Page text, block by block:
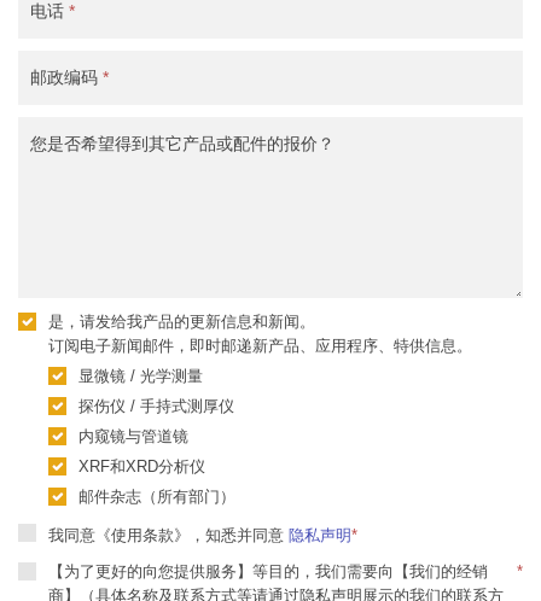
电话 *
邮政编码 *
您是否希望得到其它产品或配件的报价？
是，请发给我产品的更新信息和新闻。
订阅电子新闻邮件，即时邮递新产品、应用程序、特供信息。
显微镜 / 光学测量
探伤仪 / 手持式测厚仪
内窥镜与管道镜
XRF和XRD分析仪
邮件杂志（所有部门）
我同意《使用条款》，知悉并同意 隐私声明*
【为了更好的向您提供服务】等目的，我们需要向【我们的经销
商】（具体名称及联系方式等请通过隐私声明展示的我们的联系方
*